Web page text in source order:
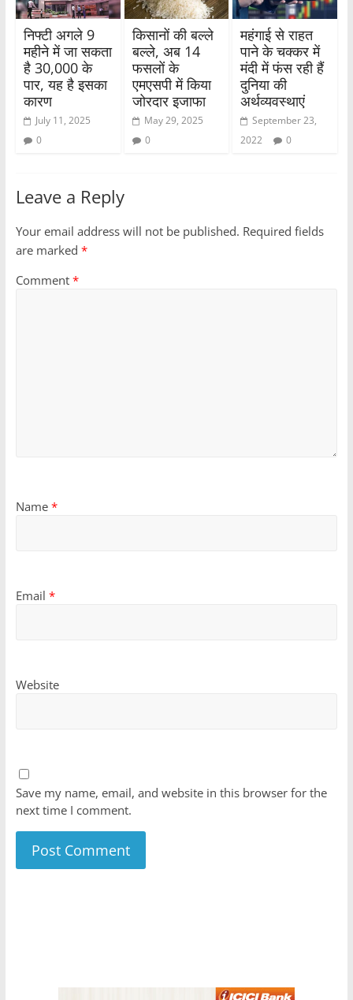
निफ्टी अगले 9
महीने में जा सकता
है 30,000 के
पार, यह है इसका
कारण
July 11, 2025
0
किसानों की बल्ले
बल्ले, अब 14
फसलों के
एमएसपी में किया
जोरदार इजाफा
May 29, 2025
0
महंगाई से राहत
पाने के चक्कर में
मंदी में फंस रही हैं
दुनिया की
अर्थव्यवस्थाएं
September 23,
2022
0
Leave a Reply
Your email address will not be published. Required fields
are marked *
Comment *
Name *
Email *
Website
Save my name, email, and website in this browser for the
next time I comment.